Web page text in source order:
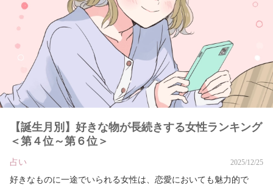
【誕生月別】好きな物が長続きする女性ランキング
＜第４位～第６位＞
占い 2025/12/25
好きなものに一途でいられる女性は、恋愛においても魅力的で